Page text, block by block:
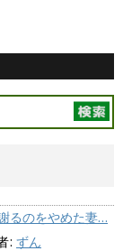
るのをやめた妻…
: ずん